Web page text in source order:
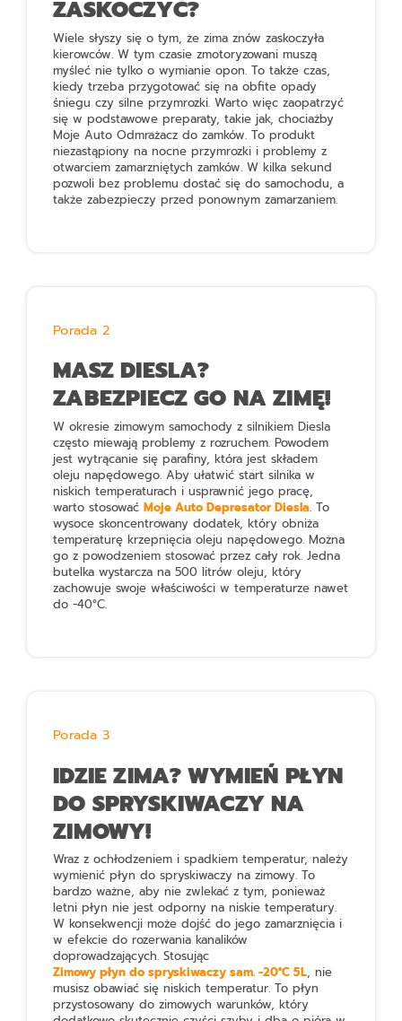
ZASKOCZYĆ?
Wiele słyszy się o tym, że zima znów zaskoczyła
kierowców. W tym czasie zmotoryzowani muszą
myśleć nie tylko o wymianie opon. To także czas,
kiedy trzeba przygotować się na obfite opady
śniegu czy silne przymrozki. Warto więc zaopatrzyć
się w podstawowe preparaty, takie jak, chociażby
Moje Auto Odmrażacz do zamków. To produkt
niezastąpiony na nocne przymrozki i problemy z
otwarciem zamarzniętych zamków. W kilka sekund
pozwoli bez problemu dostać się do samochodu, a
także zabezpieczy przed ponownym zamarzaniem.
Porada 2
MASZ DIESLA?
ZABEZPIECZ GO NA ZIMĘ!
W okresie zimowym samochody z silnikiem Diesla
często miewają problemy z rozruchem. Powodem
jest wytrącanie się parafiny, która jest składem
oleju napędowego. Aby ułatwić start silnika w
niskich temperaturach i usprawnić jego pracę,
warto stosowaćMoje Auto Depresator Diesla. To
wysoce skoncentrowany dodatek, który obniża
temperaturę krzepnięcia oleju napędowego. Można
go z powodzeniem stosować przez cały rok. Jedna
butelka wystarcza na 500 litrów oleju, który
zachowuje swoje właściwości w temperaturze nawet
do -40°C.
Porada 3
IDZIE ZIMA? WYMIEŃ PŁYN
DO SPRYSKIWACZY NA
ZIMOWY!
Wraz z ochłodzeniem i spadkiem temperatur, należy
wymienić płyn do spryskiwaczy na zimowy. To
bardzo ważne, aby nie zwlekać z tym, ponieważ
letni płyn nie jest odporny na niskie temperatury.
W konsekwencji może dojść do jego zamarznięcia i
w efekcie do rozerwania kanalików
doprowadzających. Stosując
Zimowy płyn do spryskiwaczy sam. -20°C 5L, nie
musisz obawiać się niskich temperatur. To płyn
przystosowany do zimowych warunków, który